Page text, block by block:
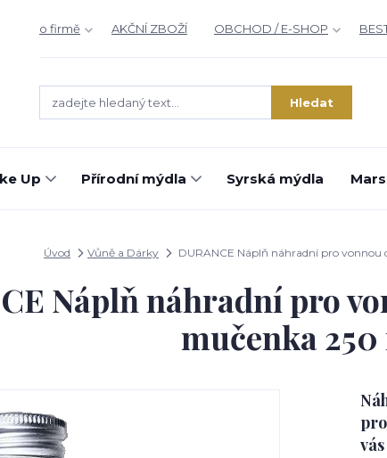
o firmě AKČNÍ ZBOŽÍ OBCHOD / E-SHOP
Hledat
Up Přírodní mýdla Syrská mýdla
Úvod Vůně a Dárky DURANCE Náplň náhradní pro
Náplň náhradní pro
mučenka